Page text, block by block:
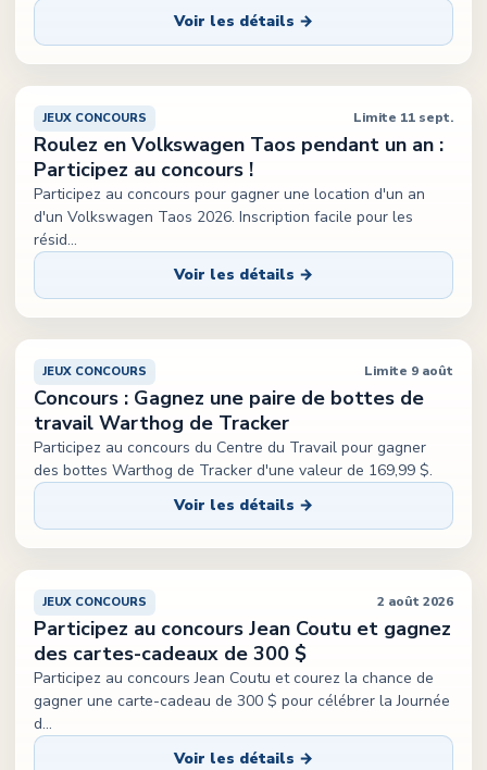
Voir les détails →
JEUX CONCOURS Limite 11 sept.
Roulez en Volkswagen Taos pendant un an :
Participez au concours !
Participez au concours pour gagner une location d'un an
d'un Volkswagen Taos 2026. Inscription facile pour les
résid...
Voir les détails →
JEUX CONCOURS Limite 9 août
Concours : Gagnez une paire de bottes de
travail Warthog de Tracker
Participez au concours du Centre du Travail pour gagner
des bottes Warthog de Tracker d'une valeur de 169,99 $.
Voir les détails →
JEUX CONCOURS 2 août 2026
Participez au concours Jean Coutu et gagnez
des cartes-cadeaux de 300 $
Participez au concours Jean Coutu et courez la chance de
gagner une carte-cadeau de 300 $ pour célébrer la Journée
d...
Voir les détails →